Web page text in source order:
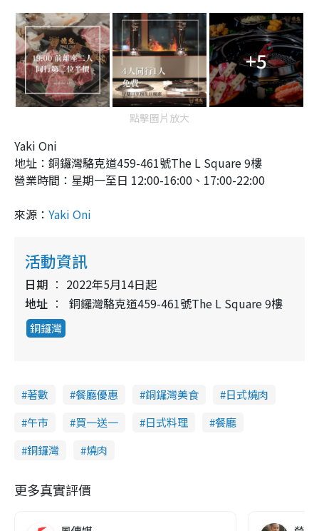
n
i
n
g
e
+5
點擊圖片放大
Yaki Oni
地址：銅鑼灣駱克道459-461號The L Square 9樓
營業時間：星期一至日 12:00-16:00、17:00-22:00
來源： Yaki Oni
活動資訊
日期
2022年5月14日起
地址
銅鑼灣駱克道459-461號The L Square 9樓
銅鑼灣
著數 餐廳優惠 銅鑼灣美食
日式燒肉
午市
買一送一 日式料理
餐廳
銅鑼灣
燒肉
更多真實評價